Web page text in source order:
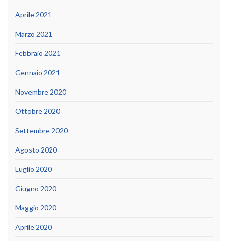
Aprile 2021
Marzo 2021
Febbraio 2021
Gennaio 2021
Novembre 2020
Ottobre 2020
Settembre 2020
Agosto 2020
Luglio 2020
Giugno 2020
Maggio 2020
Aprile 2020